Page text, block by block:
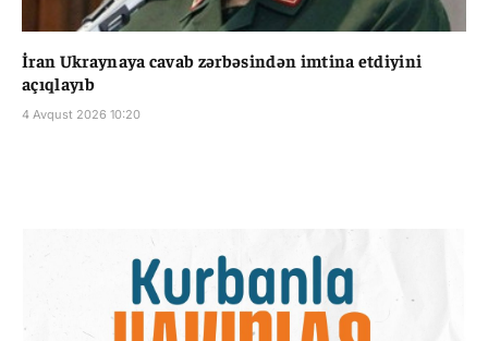
İran Ukraynaya cavab zərbəsindən imtina etdiyini
açıqlayıb
4 Avqust 2026 10:20